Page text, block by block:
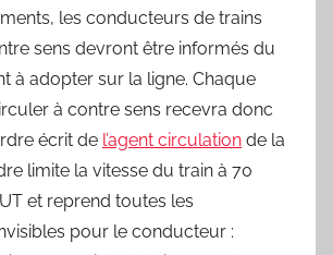
les conducteurs de trains
sens devront être informés du
à adopter sur la ligne. Chaque
à contre sens recevra donc
écrit de l’agent circulation de la
limite la vitesse du train à 70
et reprend toutes les
pour le conducteur :